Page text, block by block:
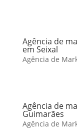
Agência de
em Seixal
Agência de
Agência de
Guimarães
Agência de